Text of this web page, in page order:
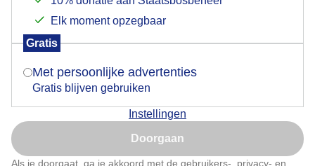
Elk moment opzegbaar
Gratis
Met persoonlijke advertenties
Gratis blijven gebruiken
Instellingen
Doorgaan
Als je doorgaat, ga je akkoord met de gebruikers- privacy- en
Vanmorgen op het strand van Bloemendaal aan zee
Is goed, toon de popup
Nu niet, misschien later